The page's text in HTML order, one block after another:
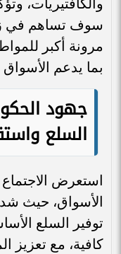
سوف تساهم في
مرونة أكبر
بما يدعم
جهود
السلع
استعرض الاجتماع
الأسواق، حيث
توفير السلع
كافية، مع تعزيز